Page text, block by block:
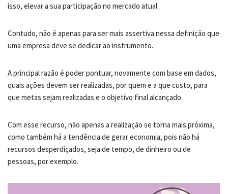
isso, elevar a sua participação no mercado atual.
Contudo, não é apenas para ser mais assertiva nessa definição que
uma empresa deve se dedicar ao instrumento.
A principal razão é poder pontuar, novamente com base em dados,
quais ações devem ser realizadas, por quem e a que custo, para
que metas sejam realizadas e o objetivo final alcançado.
Com esse recurso, não apenas a realização se torna mais próxima,
como também há a tendência de gerar economia, pois não há
recursos desperdiçados, seja de tempo, de dinheiro ou de
pessoas, por exemplo.